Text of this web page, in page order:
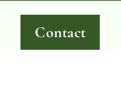
Contact